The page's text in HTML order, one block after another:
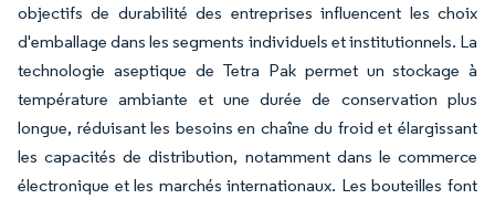
objectifs de durabilité des entreprises influencent les choix
d'emballage dans les segments individuels et institutionnels. La
technologie aseptique de Tetra Pak permet un stockage à
température ambiante et une durée de conservation plus
longue, réduisant les besoins en chaîne du froid et élargissant
les capacités de distribution, notamment dans le commerce
électronique et les marchés internationaux. Les bouteilles font